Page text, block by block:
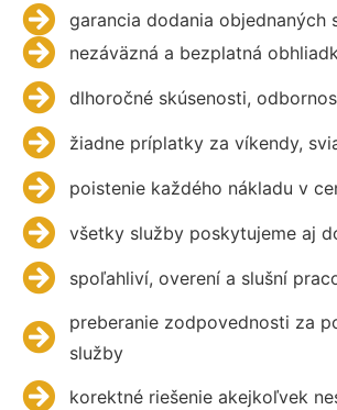
garancia dodania objednaných
nezáväzná a bezplatná
dlhoročné skúsenosti,
žiadne príplatky za víkendy,
poistenie každého nákladu v
všetky služby poskytujeme aj
spoľahliví, overení a slušní
preberanie zodpovednosti za
služby
korektné riešenie akejkoľvek